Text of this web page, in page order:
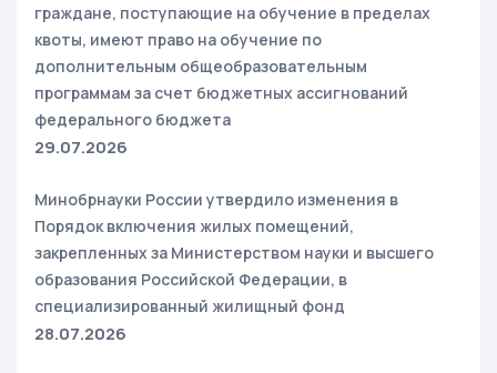
граждане, поступающие на обучение в пределах
квоты, имеют право на обучение по
дополнительным общеобразовательным
программам за счет бюджетных ассигнований
федерального бюджета
29.07.2026
Минобрнауки России утвердило изменения в
Порядок включения жилых помещений,
закрепленных за Министерством науки и высшего
образования Российской Федерации, в
специализированный жилищный фонд
28.07.2026